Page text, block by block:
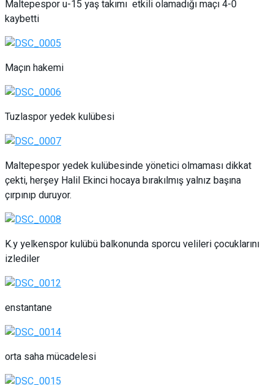
Maltepespor u-15 yaş takımı etkili olamadığı maçı 4-0
kaybetti
Maçın hakemi
Tuzlaspor yedek kulübesi
Maltepespor yedek kulübesinde yönetici olmaması dikkat
çekti, herşey Halil Ekinci hocaya bırakılmış yalnız başına
çırpınıp duruyor.
K.y yelkenspor kulübü balkonunda sporcu velileri çocuklarını
izlediler
enstantane
orta saha mücadelesi